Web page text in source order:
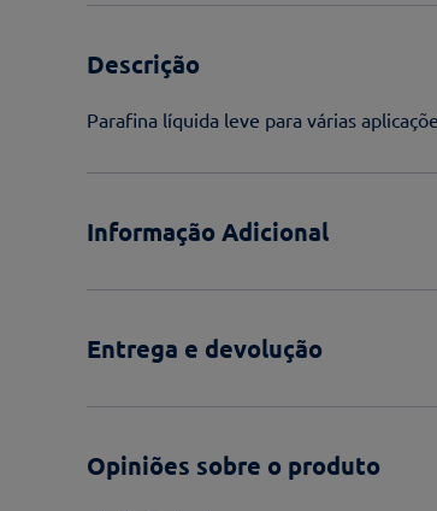
Descrição
Parafina líquida leve para várias
Informação Adicional
Entrega e devolução
Opiniões sobre o produto